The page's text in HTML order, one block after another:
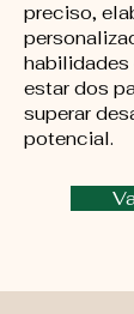
preciso,
estar dos
superar
potencial.